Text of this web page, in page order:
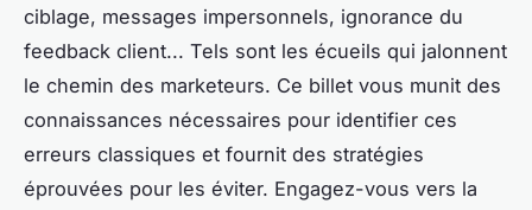
ciblage, messages impersonnels, ignorance du
feedback client... Tels sont les écueils qui jalonnent
le chemin des marketeurs. Ce billet vous munit des
connaissances nécessaires pour identifier ces
erreurs classiques et fournit des stratégies
éprouvées pour les éviter. Engagez-vous vers la